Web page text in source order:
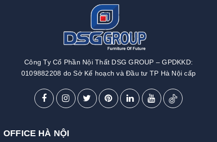
Công Ty Cổ Phần Nội Thất DSG GROUP – GPDKKD:
0109882208 do Sở Kế hoạch và Đầu tư TP Hà Nội cấp
OFFICE HÀ NỘI